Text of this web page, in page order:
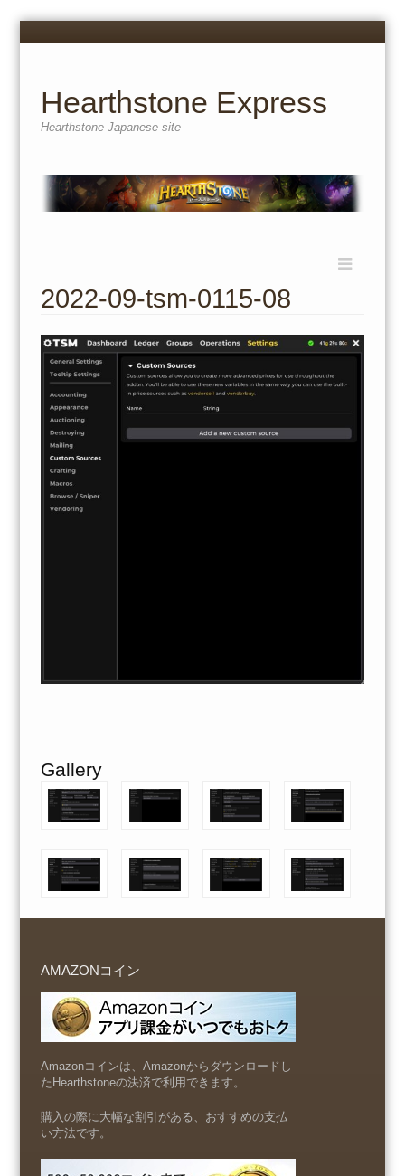
Menu
Hearthstone Express
Hearthstone Japanese site
content
2022-09-tsm-0115-08
Gallery
AMAZONコイン
Amazonコインは、Amazonからダウンロードし
たHearthstoneの決済で利用できます。
購入の際に大幅な割引がある、おすすめの支払
い方法です。